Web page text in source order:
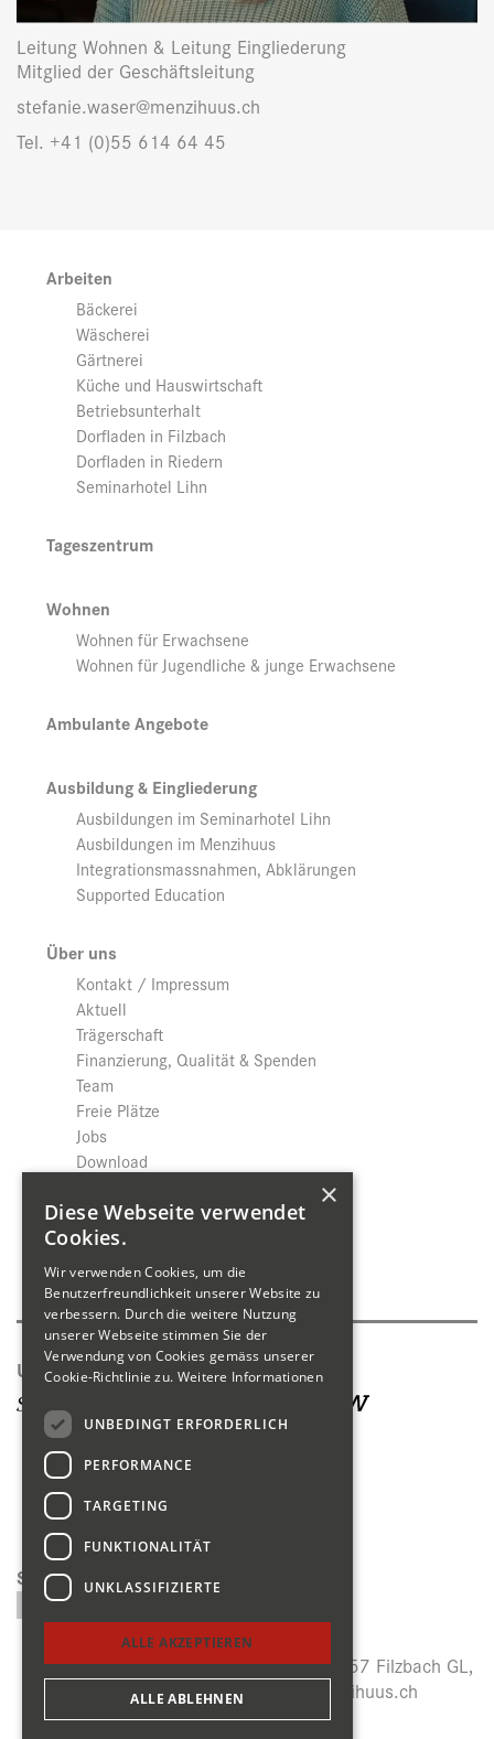
Leitung Wohnen & Leitung Eingliederung
Mitglied der Geschäftsleitung
stefanie.waser@menzihuus.ch
Tel. +41 (0)55 614 64 45
Arbeiten
Bäckerei
Wäscherei
Gärtnerei
Küche und Hauswirtschaft
Betriebsunterhalt
Dorfladen in Filzbach
Dorfladen in Riedern
Seminarhotel Lihn
Tageszentrum
Wohnen
Wohnen für Erwachsene
Wohnen für Jugendliche & junge Erwachsene
Ambulante Angebote
Ausbildung & Eingliederung
Ausbildungen im Seminarhotel Lihn
Ausbildungen im Menzihuus
Integrationsmassnahmen, Abklärungen
Supported Education
Über uns
Kontakt / Impressum
Aktuell
Trägerschaft
Finanzierung, Qualität & Spenden
Team
Freie Plätze
Jobs
Download
Shop
Produktkatalog
Unsere Seiten
Suchen
Menzihuus, Panoramastrasse 27, CH-8757 Filzbach GL,
+41 (0)55 614 64 14,
info@menzihuus.ch
×
Diese Webseite verwendet
Cookies.
Wir verwenden Cookies, um die
Benutzerfreundlichkeit unserer Website zu
verbessern. Durch die weitere Nutzung
unserer Webseite stimmen Sie der
Verwendung von Cookies gemäss unserer
Cookie-Richtlinie zu. Weitere Informationen
UNBEDINGT ERFORDERLICH
PERFORMANCE
TARGETING
FUNKTIONALITÄT
UNKLASSIFIZIERTE
ALLE AKZEPTIEREN
ALLE ABLEHNEN